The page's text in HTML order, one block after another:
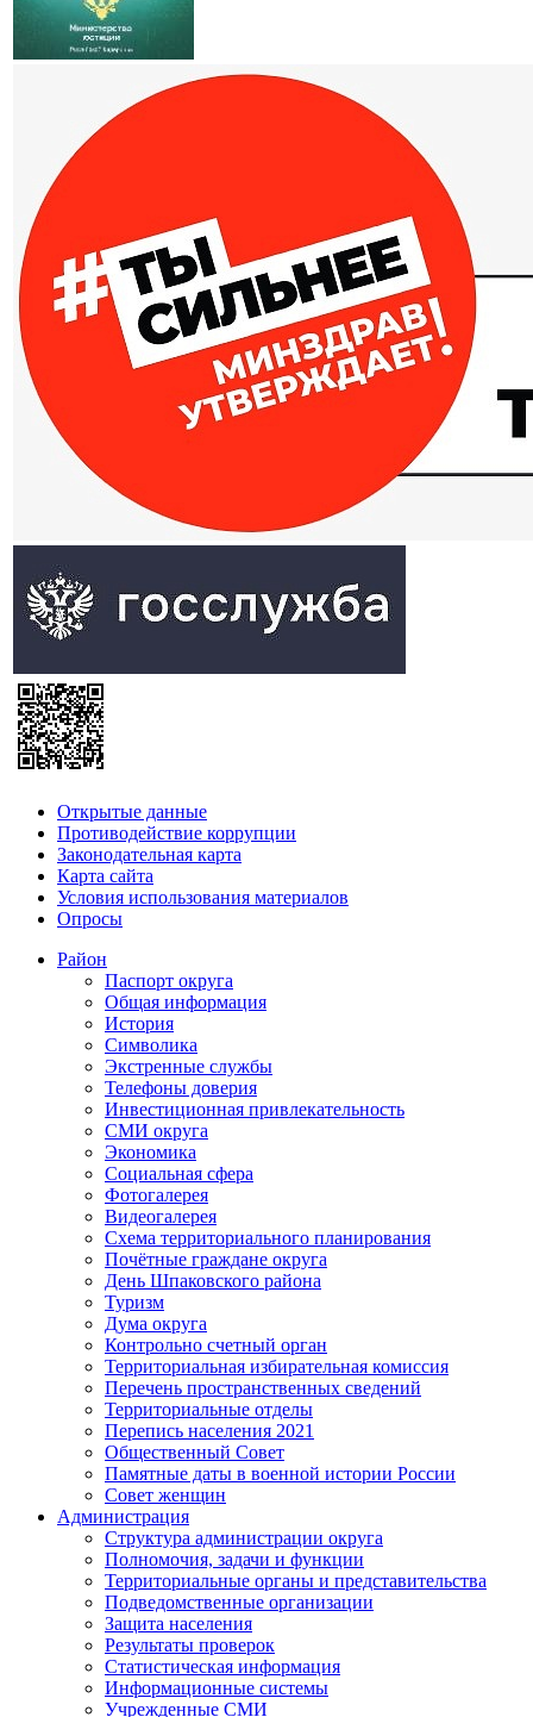
Открытые данные
Противодействие коррупции
Законодательная карта
Карта сайта
Условия использования материалов
Опросы
Район
Паспорт округа
Общая информация
История
Символика
Экстренные службы
Телефоны доверия
Инвестиционная привлекательность
СМИ округа
Экономика
Социальная сфера
Фотогалерея
Видеогалерея
Схема территориального планирования
Почётные граждане округа
День Шпаковского района
Туризм
Дума округа
Контрольно счетный орган
Территориальная избирательная комиссия
Перечень пространственных сведений
Территориальные отделы
Перепись населения 2021
Общественный Совет
Памятные даты в военной истории России
Совет женщин
Администрация
Структура администрации округа
Полномочия, задачи и функции
Территориальные органы и представительства
Подведомственные организации
Защита населения
Результаты проверок
Статистическая информация
Информационные системы
Учрежденные СМИ